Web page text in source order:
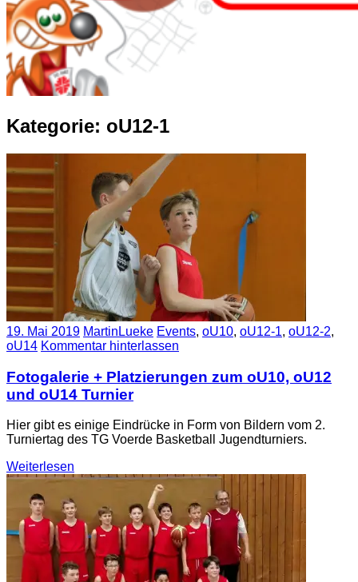
Kategorie: oU12-1
19. Mai 2019 MartinLueke Events, oU10, oU12-1, oU12-2,
oU14 Kommentar hinterlassen
Fotogalerie + Platzierungen zum oU10, oU12
und oU14 Turnier
Hier gibt es einige Eindrücke in Form von Bildern vom 2.
Turniertag des TG Voerde Basketball Jugendturniers.
Weiterlesen